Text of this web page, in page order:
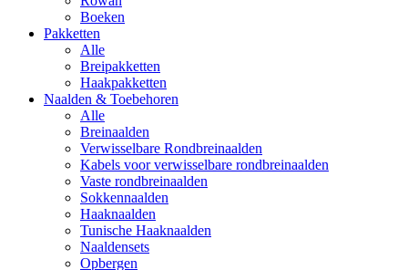
Boeken
Pakketten
Alle
Breipakketten
Haakpakketten
Naalden & Toebehoren
Alle
Breinaalden
Verwisselbare Rondbreinaalden
Kabels voor verwisselbare rondbreinaalden
Vaste rondbreinaalden
Sokkennaalden
Haaknaalden
Tunische Haaknaalden
Naaldensets
Opbergen